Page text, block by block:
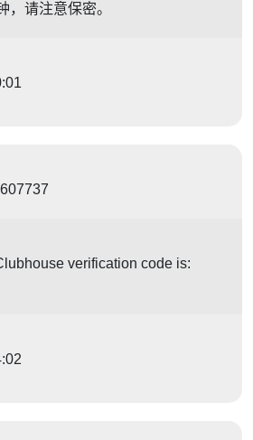
，请注意保密。
verification code is: